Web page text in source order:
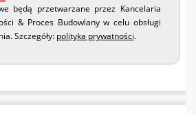
będą przetwarzane przez Kancelaria
& Proces Budowlany w celu obsługi
Szczegóły: polityka prywatności.